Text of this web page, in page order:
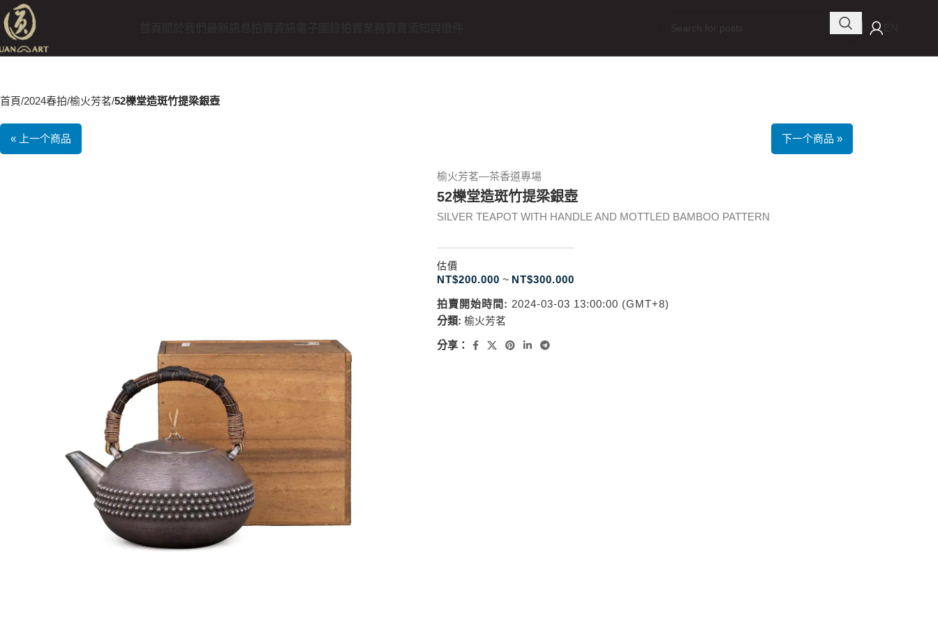
首頁 2024春拍 榆火芳茗 52櫟堂造斑竹提梁銀壺
« 上一个商品 下一个商品 »
榆火芳茗—茶香道專場
52櫟堂造斑竹提梁銀壺
SILVER TEAPOT WITH HANDLE AND MOTTLED BAMBOO PATTERN
估價
NT$200.000 ~ NT$300.000
拍賣開始時間: 2024-03-03 13:00:00 (GMT+8)
分類: 榆火芳茗
分享：